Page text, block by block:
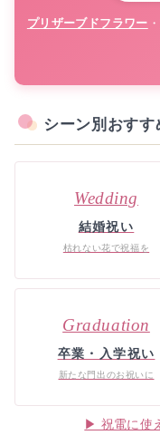
プリザーブドフラワー ・
シーン別おす
Wedding
結婚祝い
枯れない花で祝福を
Graduation
卒業・入学祝い
新たな門出のお祝いに
▶ 祝電に使